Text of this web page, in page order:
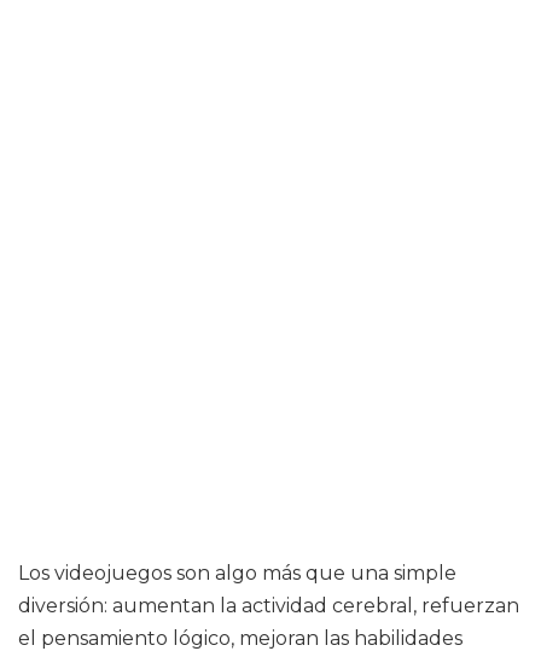
Los videojuegos son algo más que una simple
diversión: aumentan la actividad cerebral, refuerzan
el pensamiento lógico, mejoran las habilidades